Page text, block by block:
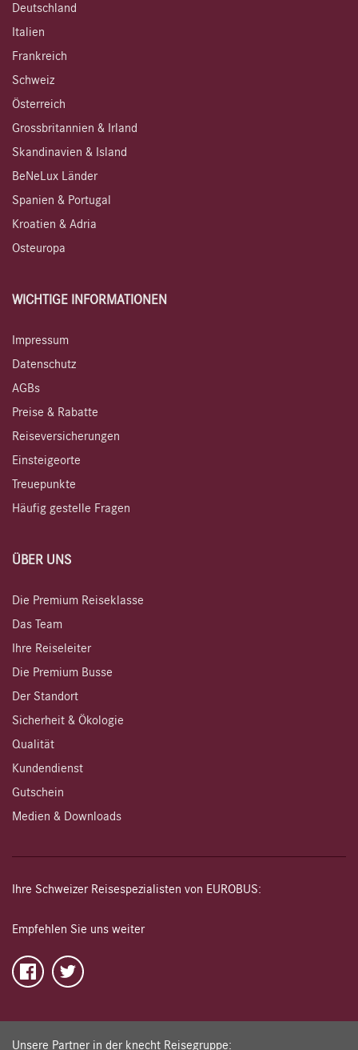
Deutschland
Italien
Frankreich
Schweiz
Österreich
Grossbritannien & Irland
Skandinavien & Island
BeNeLux Länder
Spanien & Portugal
Kroatien & Adria
Osteuropa
WICHTIGE INFORMATIONEN
Impressum
Datenschutz
AGBs
Preise & Rabatte
Reiseversicherungen
Einsteigeorte
Treuepunkte
Häufig gestelle Fragen
ÜBER UNS
Die Premium Reiseklasse
Das Team
Ihre Reiseleiter
Die Premium Busse
Der Standort
Sicherheit & Ökologie
Qualität
Kundendienst
Gutschein
Medien & Downloads
Ihre Schweizer Reisespezialisten von EUROBUS:
Empfehlen Sie uns weiter
Unsere Partner in der knecht Reisegruppe: